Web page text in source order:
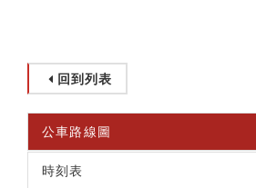
回到列表
公車路線圖
時刻表